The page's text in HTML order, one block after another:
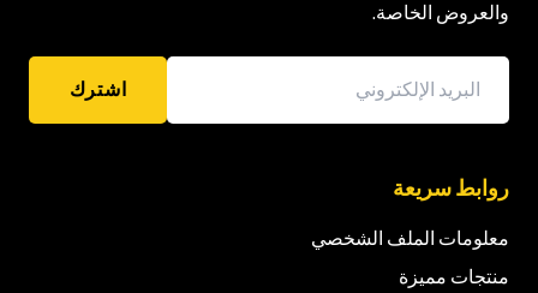
والعروض الخاصة.
اشترك
روابط سريعة
معلومات الملف الشخصي
منتجات مميزة